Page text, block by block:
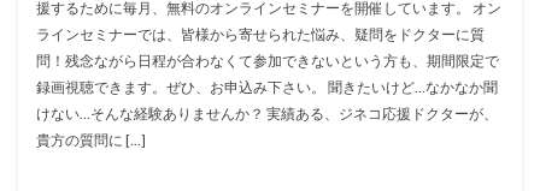
援するために毎月、無料のオンラインセミナーを開催しています。 オン
ラインセミナーでは、皆様から寄せられた悩み、疑問をドクターに質
問！残念ながら日程が合わなくて参加できないという方も、期間限定で
録画視聴できます。ぜひ、お申込み下さい。 聞きたいけど…なかなか聞
けない…そんな経験ありませんか？ 実績ある、ジネコ応援ドクターが、
貴方の質問に […]